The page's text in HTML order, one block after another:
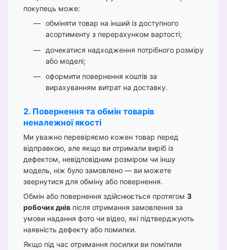
покупець може:
обміняти товар на інший із доступного
асортименту з перерахунком вартості;
дочекатися надходження потрібного розміру
або моделі;
оформити повернення коштів за
вирахуванням витрат на доставку.
2. Повернення та обмін товарів
неналежної якості
Ми уважно перевіряємо кожен товар перед
відправкою, але якщо ви отримали виріб із
дефектом, невідповідним розміром чи іншу
модель, ніж було замовлено — ви можете
звернутися для обміну або повернення.
Обмін або повернення здійснюється протягом 3
робочих днів після отримання замовлення за
умови надання фото чи відео, які підтверджують
наявність дефекту або помилки.
Якщо під час отримання посилки ви помітили